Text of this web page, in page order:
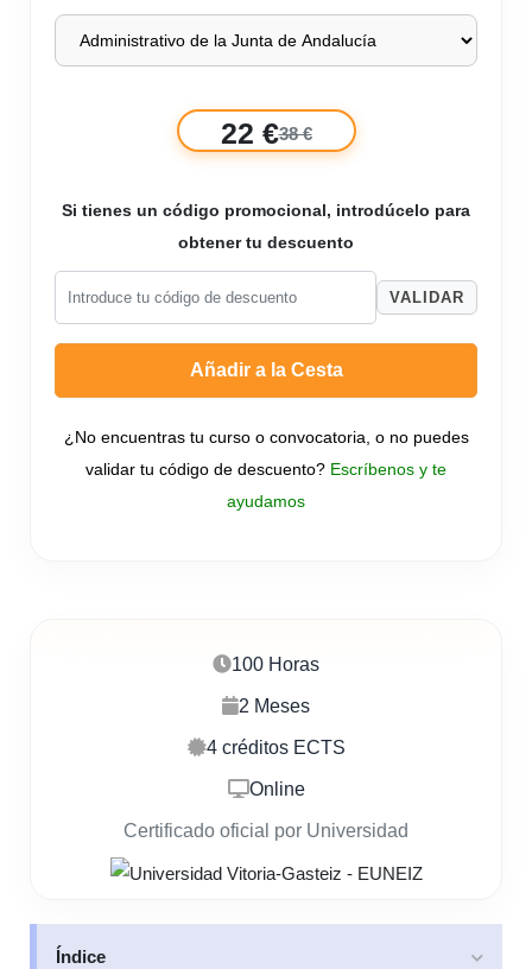
100 Horas
2 Meses
4 créditos ECTS
Online
Certificado oficial por Universidad
Índice
22 €38 €
Si tienes un código promocional, introdúcelo para
obtener tu descuento
VALIDAR
Añadir a la Cesta
¿No encuentras tu curso o convocatoria, o no puedes
validar tu código de descuento? Escríbenos y te
ayudamos